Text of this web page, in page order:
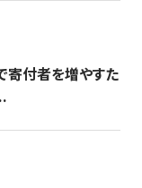
寄付者を増やすた